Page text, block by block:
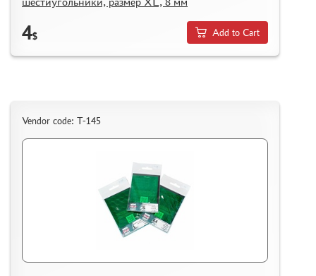
4$ Add to Cart
Vendor code: T-145